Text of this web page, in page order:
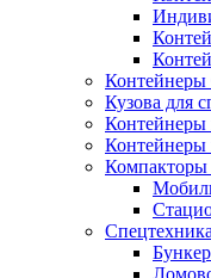
Кузова для
Контейнеры
Компакторы
Спецтехника